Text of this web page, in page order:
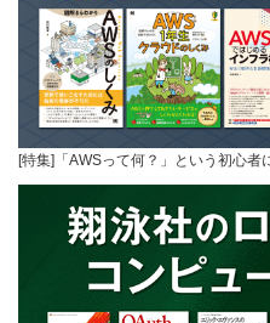
[特集]「AWSって何？」という初心